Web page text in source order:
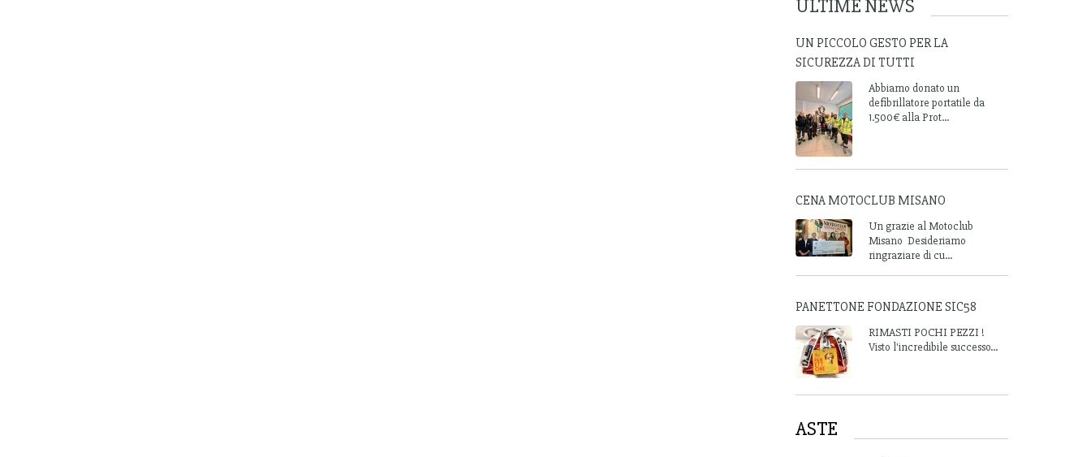
ULTIME NEWS
UN PICCOLO GESTO PER LA
SICUREZZA DI TUTTI
Abbiamo donato un
defibrillatore portatile da
1.500€ alla Prot...
CENA MOTOCLUB MISANO
Un grazie al Motoclub
Misano Desideriamo
ringraziare di cu...
PANETTONE FONDAZIONE SIC58
RIMASTI POCHI PEZZI !
Visto l'incredibile successo...
ASTE